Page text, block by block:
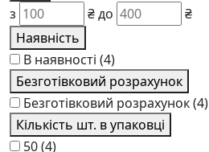
з
₴до
₴
Наявність
В наявності (4)
Безготівковий розрахунок
Безготівковий розрахунок(4)
Кількість шт. в упаковці
50(4)